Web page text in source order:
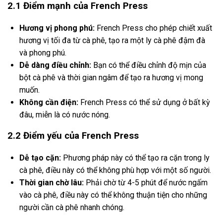
2.1 Điểm mạnh của French Press
Hương vị phong phú: French Press cho phép chiết xuất
hương vị tối đa từ cà phê, tạo ra một ly cà phê đậm đà
và phong phú.
Dễ dàng điều chỉnh: Bạn có thể điều chỉnh độ mịn của
bột cà phê và thời gian ngâm để tạo ra hương vị mong
muốn.
Không cần điện: French Press có thể sử dụng ở bất kỳ
đâu, miễn là có nước nóng.
2.2 Điểm yếu của French Press
Dễ tạo cặn: Phương pháp này có thể tạo ra cặn trong ly
cà phê, điều này có thể không phù hợp với một số người.
Thời gian chờ lâu: Phải chờ từ 4-5 phút để nước ngấm
vào cà phê, điều này có thể không thuận tiện cho những
người cần cà phê nhanh chóng.